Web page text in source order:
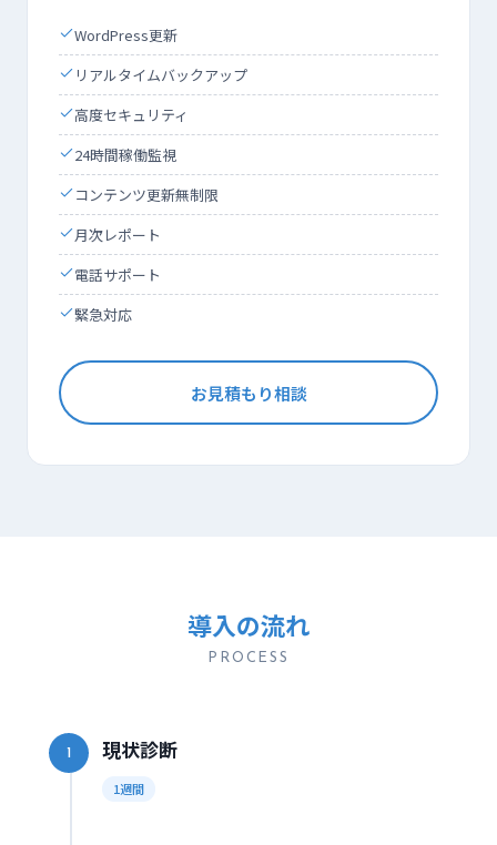
WordPress更新
リアルタイムバックアップ
高度セキュリティ
24時間稼働監視
コンテンツ更新無制限
月次レポート
電話サポート
緊急対応
お見積もり相談
導入の流れ
PROCESS
1 現状診断
1週間